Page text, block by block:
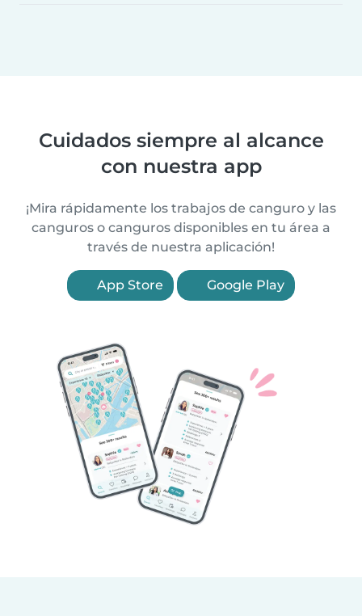
Cuidados siempre al alcance
con nuestra app
¡Mira rápidamente los trabajos de canguro y las
canguros o canguros disponibles en tu área a
través de nuestra aplicación!
App Store Google Play